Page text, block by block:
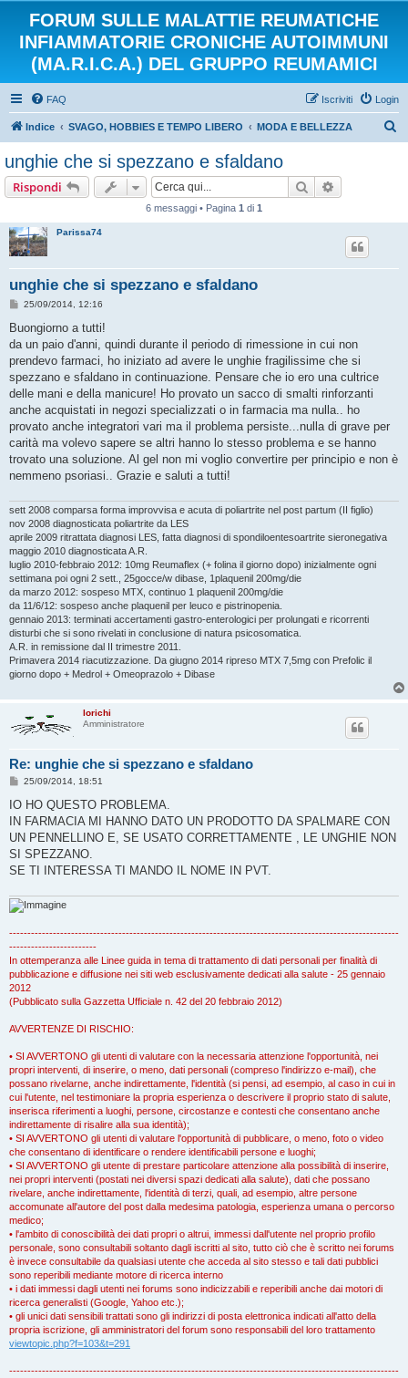
FORUM SULLE MALATTIE REUMATICHE
INFIAMMATORIE CRONICHE AUTOIMMUNI
(MA.R.I.C.A.) DEL GRUPPO REUMAMICI
FAQ Login
Iscriviti
Indice SVAGO, HOBBIES E TEMPO LIBERO MODA E BELLEZZA
unghie che si spezzano e sfaldano
Rispondi Cerca
6 messaggi • Pagina 1 di 1
Parissa74
unghie che si spezzano e sfaldano
M
s
a
g
i
o
25/09/2014, 12:16
Buongiorno a tutti!
da un paio d'anni, quindi durante il periodo di rimessione in cui non
prendevo farmaci, ho iniziato ad avere le unghie fragilissime che si
spezzano e sfaldano in continuazione. Pensare che io ero una cultrice
delle mani e della manicure! Ho provato un sacco di smalti rinforzanti
anche acquistati in negozi specializzati o in farmacia ma nulla.. ho
provato anche integratori vari ma il problema persiste...nulla di grave per
carità ma volevo sapere se altri hanno lo stesso problema e se hanno
trovato una soluzione. Al gel non mi voglio convertire per principio e non è
nemmeno psoriasi.. Grazie e saluti a tutti!
sett 2008 comparsa forma improvvisa e acuta di poliartrite nel post partum (II figlio)
nov 2008 diagnosticata poliartrite da LES
aprile 2009 ritrattata diagnosi LES, fatta diagnosi di spondiloentesoartrite sieronegativa
maggio 2010 diagnosticata A.R.
luglio 2010-febbraio 2012: 10mg Reumaflex (+ folina il giorno dopo) inizialmente ogni
settimana poi ogni 2 sett., 25gocce/w dibase, 1plaquenil 200mg/die
da marzo 2012: sospeso MTX, continuo 1 plaquenil 200mg/die
da 11/6/12: sospeso anche plaquenil per leuco e pistrinopenia.
gennaio 2013: terminati accertamenti gastro-enterologici per prolungati e ricorrenti
disturbi che si sono rivelati in conclusione di natura psicosomatica.
A.R. in remissione dal II trimestre 2011.
Primavera 2014 riacutizzazione. Da giugno 2014 ripreso MTX 7,5mg con Prefolic il
giorno dopo + Medrol + Omeoprazolo + Dibase
lorichi
Amministratore
Re: unghie che si spezzano e sfaldano
M
s
a
g
i
o
25/09/2014, 18:51
IO HO QUESTO PROBLEMA.
IN FARMACIA MI HANNO DATO UN PRODOTTO DA SPALMARE CON
UN PENNELLINO E, SE USATO CORRETTAMENTE , LE UNGHIE NON
SI SPEZZANO.
SE TI INTERESSA TI MANDO IL NOME IN PVT.
-----------------------------------------------------------------------------------------------------------
------------------------
In ottemperanza alle Linee guida in tema di trattamento di dati personali per finalità di
pubblicazione e diffusione nei siti web esclusivamente dedicati alla salute - 25 gennaio
2012
(Pubblicato sulla Gazzetta Ufficiale n. 42 del 20 febbraio 2012)
AVVERTENZE DI RISCHIO:
• SI AVVERTONO gli utenti di valutare con la necessaria attenzione l'opportunità, nei
propri interventi, di inserire, o meno, dati personali (compreso l'indirizzo e-mail), che
possano rivelarne, anche indirettamente, l'identità (si pensi, ad esempio, al caso in cui in
cui l'utente, nel testimoniare la propria esperienza o descrivere il proprio stato di salute,
inserisca riferimenti a luoghi, persone, circostanze e contesti che consentano anche
indirettamente di risalire alla sua identità);
• SI AVVERTONO gli utenti di valutare l'opportunità di pubblicare, o meno, foto o video
che consentano di identificare o rendere identificabili persone e luoghi;
• SI AVVERTONO gli utente di prestare particolare attenzione alla possibilità di inserire,
nei propri interventi (postati nei diversi spazi dedicati alla salute), dati che possano
rivelare, anche indirettamente, l'identità di terzi, quali, ad esempio, altre persone
accomunate all'autore del post dalla medesima patologia, esperienza umana o percorso
medico;
• l'ambito di conoscibilità dei dati propri o altrui, immessi dall'utente nel proprio profilo
personale, sono consultabili soltanto dagli iscritti al sito, tutto ciò che è scritto nei forums
è invece consultabile da qualsiasi utente che acceda al sito stesso e tali dati pubblici
sono reperibili mediante motore di ricerca interno
• i dati immessi dagli utenti nei forums sono indicizzabili e reperibili anche dai motori di
ricerca generalisti (Google, Yahoo etc.);
• gli unici dati sensibili trattati sono gli indirizzi di posta elettronica indicati all'atto della
propria iscrizione, gli amministratori del forum sono responsabili del loro trattamento
viewtopic.php?f=103&t=291
-----------------------------------------------------------------------------------------------------------